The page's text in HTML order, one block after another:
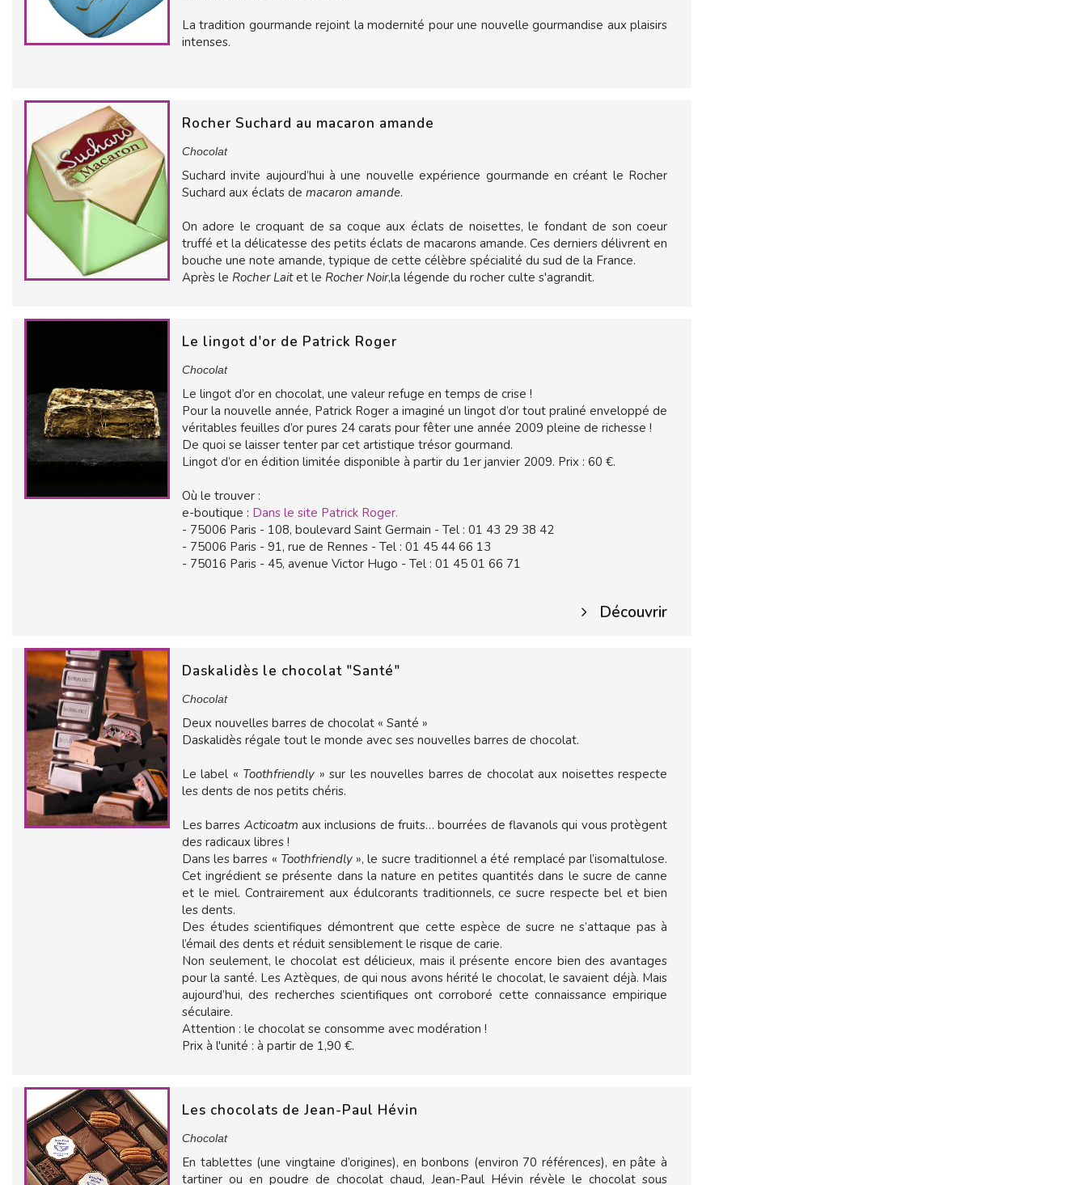
La tradition gourmande rejoint la modernité pour une nouvelle gourmandise aux plaisirs
intenses.
Rocher Suchard au macaron amande
Chocolat
Suchard invite aujourd’hui à une nouvelle expérience gourmande en créant le Rocher
Suchard aux éclats de macaron amande.
On adore le croquant de sa coque aux éclats de noisettes, le fondant de son coeur
truffé et la délicatesse des petits éclats de macarons amande. Ces derniers délivrent en
bouche une note amande, typique de cette célèbre spécialité du sud de la France.
Après le Rocher Laitet le Rocher Noir,la légende du rocher culte s'agrandit.
Le lingot d'or de Patrick Roger
Chocolat
Le lingot d’or en chocolat, une valeur refuge en temps de crise !
Pour la nouvelle année, Patrick Roger a imaginé un lingot d’or tout praliné enveloppé de
véritables feuilles d’or pures 24 carats pour fêter une année 2009 pleine de richesse !
De quoi se laisser tenter par cet artistique trésor gourmand.
Lingot d’or en édition limitée disponible à partir du 1er janvier 2009. Prix : 60 €.
Où le trouver :
e-boutique : Dans le site Patrick Roger.
- 75006 Paris - 108, boulevard Saint Germain - Tel : 01 43 29 38 42
- 75006 Paris - 91, rue de Rennes - Tel : 01 45 44 66 13
- 75016 Paris - 45, avenue Victor Hugo - Tel : 01 45 01 66 71
Découvrir
Daskalidès le chocolat "Santé"
Chocolat
Deux nouvelles barres de chocolat « Santé »
Daskalidès régale tout le monde avec ses nouvelles barres de chocolat.
Le label « Toothfriendly » sur les nouvelles barres de chocolat aux noisettes respecte
les dents de nos petits chéris.
Les barres Acticoatmaux inclusions de fruits… bourrées de flavanols qui vous protègent
des radicaux libres !
Dans les barres « Toothfriendly », le sucre traditionnel a été remplacé par l’isomaltulose.
Cet ingrédient se présente dans la nature en petites quantités dans le sucre de canne
et le miel. Contrairement aux édulcorants traditionnels, ce sucre respecte bel et bien
les dents.
Des études scientifiques démontrent que cette espèce de sucre ne s’attaque pas à
l’émail des dents et réduit sensiblement le risque de carie.
Non seulement, le chocolat est délicieux, mais il présente encore bien des avantages
pour la santé. Les Aztèques, de qui nous avons hérité le chocolat, le savaient déjà. Mais
aujourd’hui, des recherches scientifiques ont corroboré cette connaissance empirique
séculaire.
Attention : le chocolat se consomme avec modération !
Prix à l'unité : à partir de 1,90 €.
Les chocolats de Jean-Paul Hévin
Chocolat
En tablettes (une vingtaine d’origines), en bonbons (environ 70 références), en pâte à
tartiner ou en poudre de chocolat chaud, Jean-Paul Hévin révèle le chocolat sous